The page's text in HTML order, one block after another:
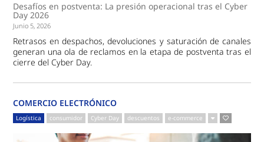
Desafíos en postventa: La presión operacional tras el Cyber
Day 2026
Junio 5, 2026
Retrasos en despachos, devoluciones y saturación de canales
generan una ola de reclamos en la etapa de postventa tras el
cierre del Cyber Day.
COMERCIO ELECTRÓNICO
Logística consumidor Cyber Day descuentos e-commerce